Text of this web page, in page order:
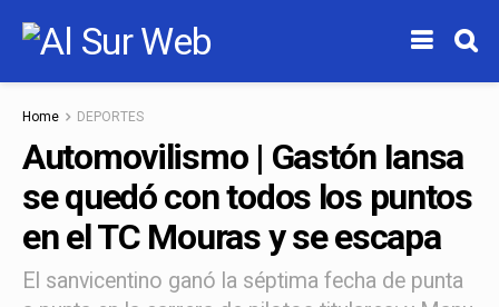
Home DEPORTES
Automovilismo | Gastón Iansa
se quedó con todos los puntos
en el TC Mouras y se escapa
El sanvicentino ganó la séptima fecha de punta